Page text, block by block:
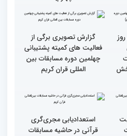
انس با قرآن چراغ راه
رسیدن به سرمنزل مقصود
است
انس با قرآن در روابط
اجتماعی افراد تأثیرگذار است